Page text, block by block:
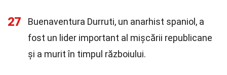
27
Buenaventura Durruti, un anarhist spaniol, a
fost un lider important al mișcării republicane
și a murit în timpul războiului.